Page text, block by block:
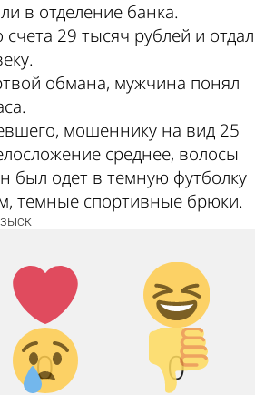
в отделение банка.
29 тысяч рублей и отдал
обмана, мужчина понял
мошеннику на вид 25
среднее, волосы
был одет в темную футболку
темные спортивные брюки.
Лайк!
0
Дикий
смех!
0
Грусть :
(
Палец
вниз!